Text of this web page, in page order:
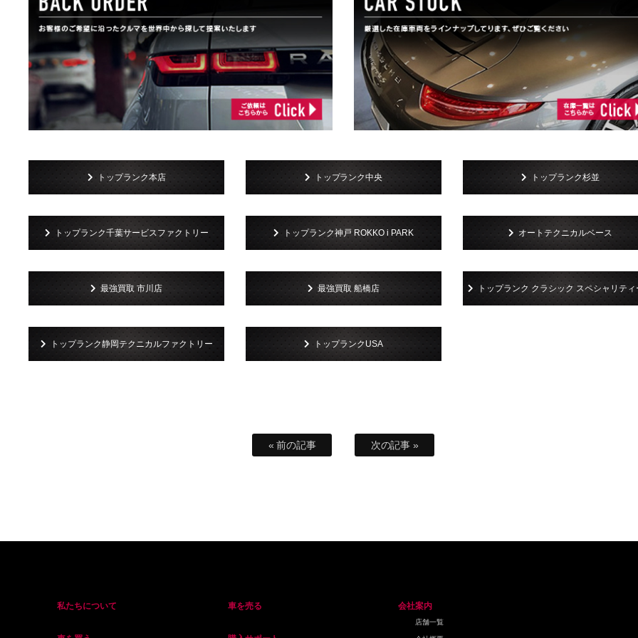
トップランク本店 トップランク中央 トップランク杉並
トップランク千葉サービスファクトリー トップランク神戸 ROKKO i PARK オートテクニカルベース
最強買取 市川店 最強買取 船橋店 トップランク クラシック スペシャリティ
トップランク静岡テクニカルファクトリー トップランクUSA
« 前の記事 次の記事 »
私たちについて 車を売る 会社案内
店舗一覧